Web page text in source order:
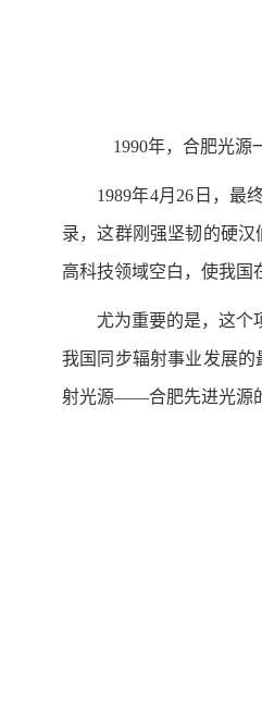
1990年，合肥光
1989年4月26日，
录，这群刚强坚韧的硬
高科技领域空白，使我国
尤为重要的是，这个
我国同步辐射事业发展的
射光源——合肥先进光源